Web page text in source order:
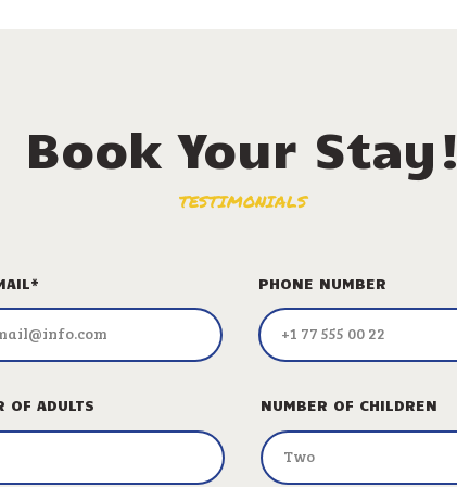
Book Your Stay!
TESTIMONIALS
PHONE NUMBER
OF ADULTS NUMBER OF CHILDREN